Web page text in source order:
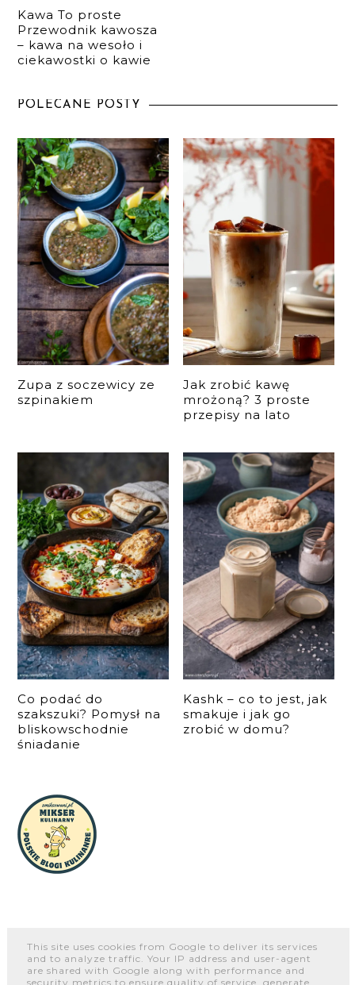
Kawa To proste
Przewodnik kawosza
– kawa na wesoło i
ciekawostki o kawie
POLECANE POSTY
Zupa z soczewicy ze
szpinakiem
Jak zrobić kawę
mrożoną? 3 proste
przepisy na lato
Co podać do
szakszuki? Pomysł na
bliskowschodnie
śniadanie
Kashk – co to jest, jak
smakuje i jak go
zrobić w domu?
O NAS WSPÓŁPRACA I KONTAKT PORTFOLIO
This site uses cookies from Google to deliver its services
and to analyze traffic. Your IP address and user-agent
are shared with Google along with performance and
security metrics to ensure quality of service, generate